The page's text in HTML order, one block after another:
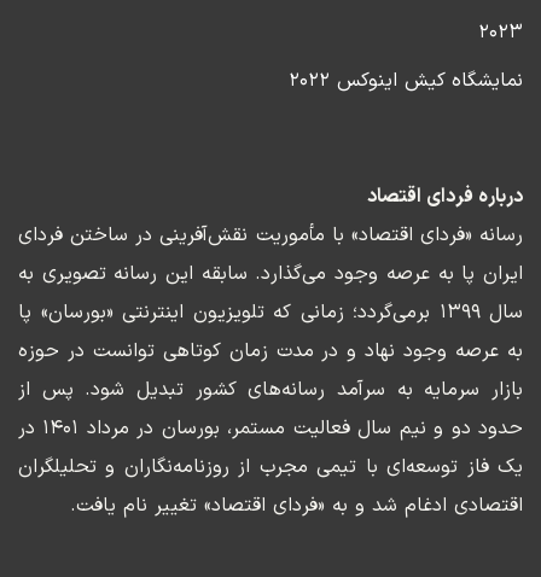
۲۰۲۳
نمایشگاه کیش اینوکس ۲۰۲۲
درباره فردای اقتصاد
رسانه «فردای اقتصاد» با مأموریت نقش‌آفرینی در ساختن فردای
ایران پا به عرصه وجود می‌گذارد. سابقه این رسانه تصویری به
سال ۱۳۹۹ برمی‌گردد؛ زمانی که تلویزیون اینترنتی «بورسان» پا
به عرصه وجود نهاد و در مدت زمان کوتاهی توانست در حوزه
بازار سرمایه به سرآمد رسانه‌های کشور تبدیل شود. پس از
حدود دو و نیم سال فعالیت مستمر، بورسان در مرداد ۱۴۰۱ در
یک فاز توسعه‌ای با تیمی مجرب از روزنامه‌نگاران و تحلیلگران
اقتصادی ادغام شد و به «فردای اقتصاد» تغییر نام یافت.